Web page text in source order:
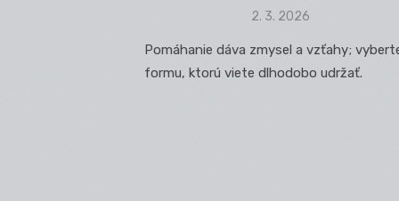
Posted
2. 3. 2026
Pomáhanie dáva zmysel a vzťahy;
formu, ktorú viete dlhodobo udržať.